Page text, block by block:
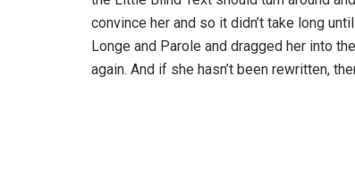
convince her and so it didn’t take long
Longe and Parole and dragged her into
again. And if she hasn’t been rewritten,